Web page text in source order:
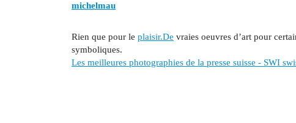
michelmau
Rien que pour le plaisir.De vraies oeuvres d’art pour
symboliques.
Les meilleures photographies de la presse suisse - SWI